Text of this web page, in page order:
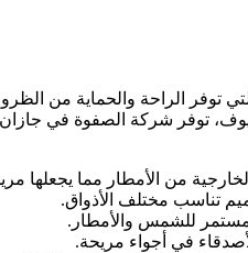
توفر الراحة والحماية من
توفر شركة الصفوة في
من الأمطار مما يجعلها
تناسب مختلف الأذواق.
للشمس والأمطار.
في أجواء مريحة.